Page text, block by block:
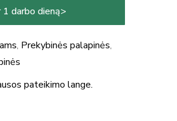
darbo dieną>
, Prekybinės palapinės,
pateikimo lange.